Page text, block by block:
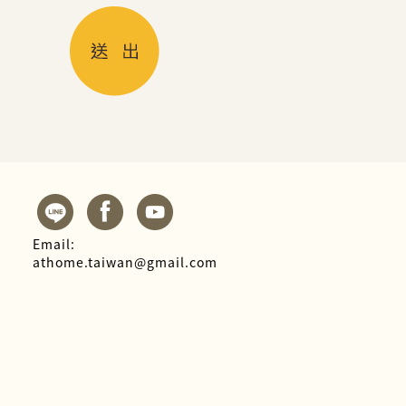
Email:
athome.taiwan@gmail.com